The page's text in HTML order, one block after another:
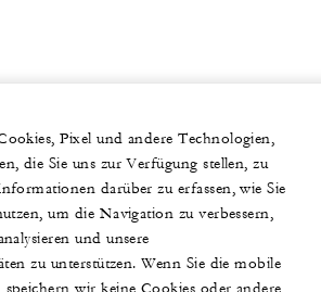
Pixel und andere Technologien,
die Sie uns zur Verfügung stellen, zu
darüber zu erfassen, wie Sie
um die Navigation zu verbessern,
und unsere
zu unterstützen. Wenn Sie die mobile